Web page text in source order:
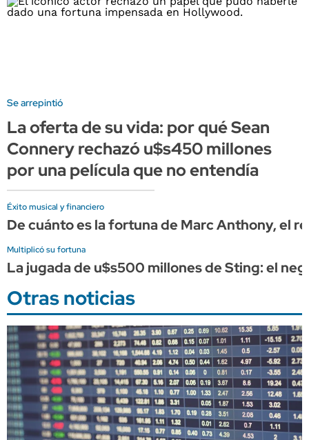
Se arrepintió
La oferta de su vida: por qué Sean
Connery rechazó u$s450 millones
por una película que no entendía
Éxito musical y financiero
De cuánto es la fortuna de Marc Anthony, el
Multiplicó su fortuna
La jugada de u$s500 millones de Sting: el
Otras noticias